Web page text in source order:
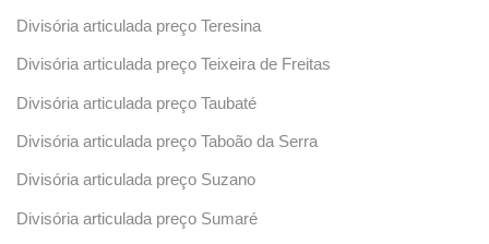
Divisória articulada preço Teresina
Divisória articulada preço Teixeira de Freitas
Divisória articulada preço Taubaté
Divisória articulada preço Taboão da Serra
Divisória articulada preço Suzano
Divisória articulada preço Sumaré